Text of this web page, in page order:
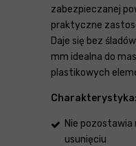
zabezpieczanej
praktyczne
Daje się bez
mm idealna do
plastikowych
Charakterystyka:
Nie pozostawia
usunięciu